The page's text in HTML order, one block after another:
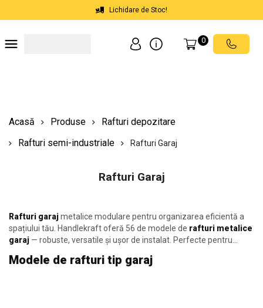
Lichidare de Stoc!
0
Acasă Produse
Rafturi depozitare
Rafturi semi-industriale
Rafturi Garaj
Rafturi Garaj
Rafturi garajmetalice modulare pentru organizarea eficientă a
spațiului tău. Handlekraft oferă 56 de modele de rafturi metalice
garaj — robuste, versatile și ușor de instalat. Perfecte pentru
parte din gama completă de rafturi depozitare
Modele de rafturi tip garaj